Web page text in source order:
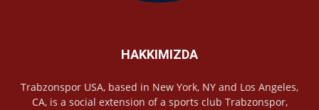
HAKKIMIZDA
Trabzonspor USA, based in New York, NY and Los Angeles,
CA, is a social extension of a sports club Trabzonspor,